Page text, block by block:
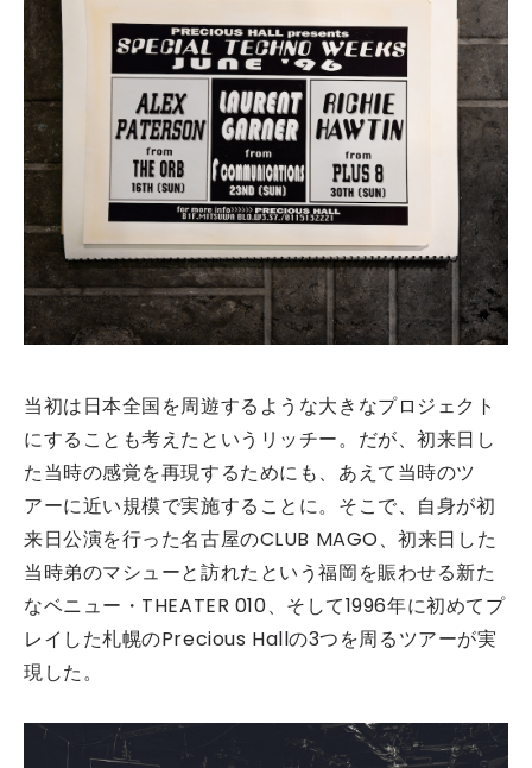
当初は日本全国を周遊するような大きなプロジェクト
にすることも考えたというリッチー。だが、初来日し
た当時の感覚を再現するためにも、あえて当時のツ
アーに近い規模で実施することに。そこで、自身が初
来日公演を行った名古屋のCLUB MAGO、初来日した
当時弟のマシューと訪れたという福岡を賑わせる新た
なベニュー・THEATER 010、そして1996年に初めてプ
レイした札幌のPrecious Hallの3つを周るツアーが実
現した。